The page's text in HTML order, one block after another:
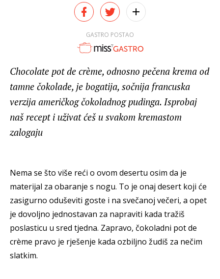
GASTRO POSTAO
Chocolate pot de crème, odnosno pečena krema od
tamne čokolade, je bogatija, sočnija francuska
verzija američkog čokoladnog pudinga. Isprobaj
naš recept i uživat ćeš u svakom kremastom
zalogaju
Nema se što više reći o ovom desertu osim da je
materijal za obaranje s nogu. To je onaj desert koji će
zasigurno oduševiti goste i na svečanoj večeri, a opet
je dovoljno jednostavan za napraviti kada tražiš
poslasticu u sred tjedna. Zapravo, čokoladni pot de
crème pravo je rješenje kada ozbiljno žudiš za nečim
slatkim.